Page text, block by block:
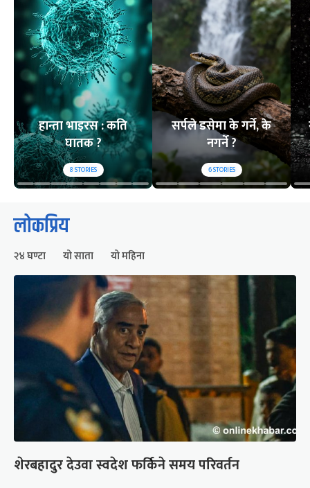
हान्ता भाइरस : कति
घातक ?
8STORIES
सर्पले डसेमा के गर्ने, के
नगर्ने ?
6STORIES
लोकप्रिय
२४ घण्टा यो साता यो महिना
शेरबहादुर देउवा स्वदेश फर्किने समय परिवर्तन